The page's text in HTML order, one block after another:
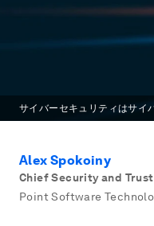
サイバーセキュリティはサイ
Alex Spokoiny
Chief Security and
Point Software